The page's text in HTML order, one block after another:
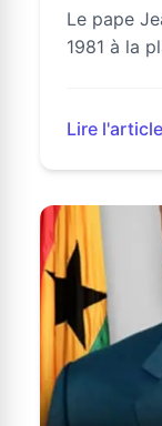
Le pape
1981 à la
Lire l'article